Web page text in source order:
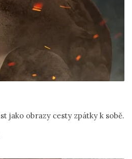
jako obrazy cesty zpátky k sobě.